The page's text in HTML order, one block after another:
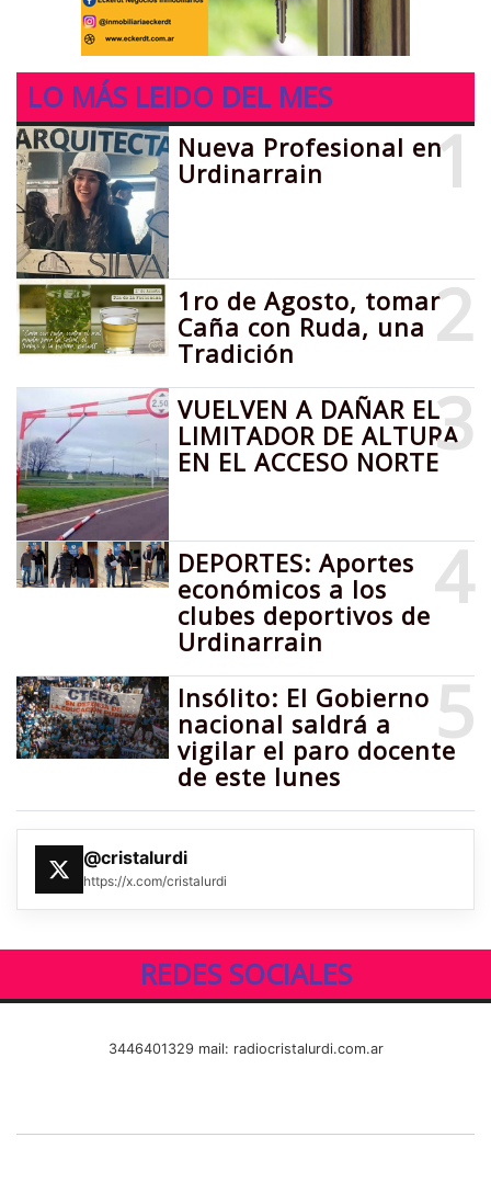
LO MÁS LEIDO DEL MES
1
Nueva Profesional en
Urdinarrain
2
1ro de Agosto, tomar
Caña con Ruda, una
Tradición
3
VUELVEN A DAÑAR EL
LIMITADOR DE ALTURA
EN EL ACCESO NORTE
4
DEPORTES: Aportes
económicos a los
clubes deportivos de
Urdinarrain
5
Insólito: El Gobierno
nacional saldrá a
vigilar el paro docente
de este lunes
@cristalurdi
https://x.com/cristalurdi
REDES SOCIALES
3446401329 mail: radiocristalurdi.com.ar